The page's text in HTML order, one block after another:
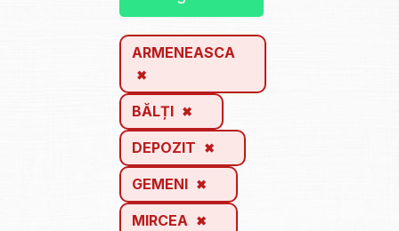
ARMENEASCA
BĂLȚI
DEPOZIT
GEMENI
MIRCEA